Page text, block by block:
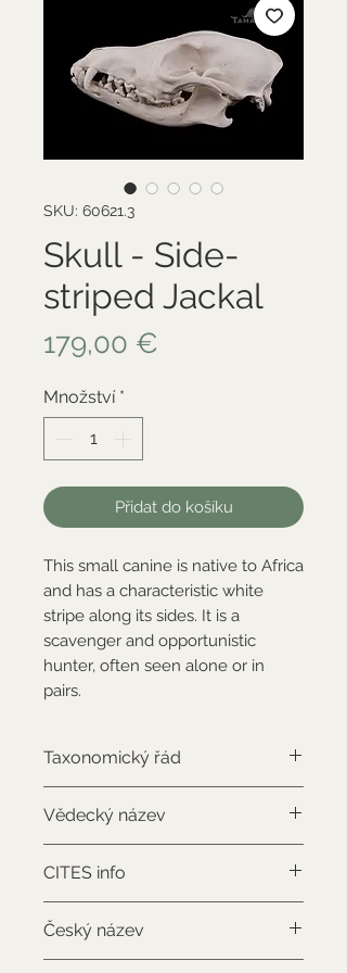
SKU: 60621.3
Skull - Side-
striped Jackal
179,00 €
Množství *
Přidat do košíku
This small canine is native to Africa
and has a characteristic white
stripe along its sides. It is a
scavenger and opportunistic
hunter, often seen alone or in
pairs.
Taxonomický řád
Vědecký název
CITES info
Český název